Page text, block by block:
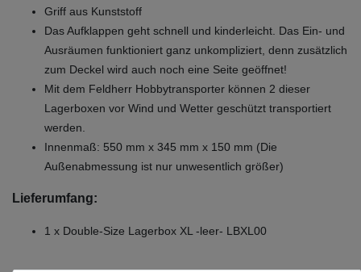
Griff aus Kunststoff
Das Aufklappen geht schnell und kinderleicht. Das Ein- und
Ausräumen funktioniert ganz unkompliziert, denn zusätzlich
zum Deckel wird auch noch eine Seite geöffnet!
Mit dem Feldherr Hobbytransporter können 2 dieser
Lagerboxen vor Wind und Wetter geschützt transportiert
werden.
Innenmaß: 550 mm x 345 mm x 150 mm (Die
Außenabmessung ist nur unwesentlich größer)
Lieferumfang:
1 x Double-Size Lagerbox XL -leer- LBXL00